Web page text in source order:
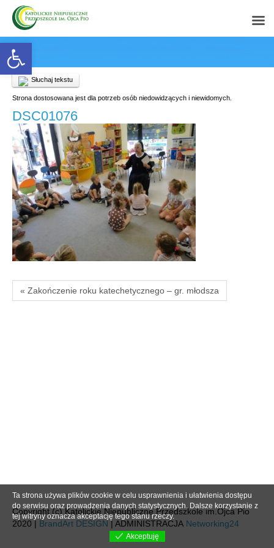
Open toolbar
Słuchaj tekstu
Strona dostosowana jest dla potrzeb osób niedowidzących i niewidomych.
DSC01076
« Zakończenie roku katechetycznego – gr. młodsza
Copyright (c) Katolickie Niepubliczne Przedszkole im.Ojca Pio
2020 | BrandArt DESIGN | ADMINISTRACJA Networking24
Ta strona używa plików cookie w celu usprawnienia i ułatwienia dostępu
do serwisu oraz prowadzenia danych statystycznych. Dalsze korzystanie z
tej witryny oznacza akceptację tego stanu rzeczy.
Akceptuję